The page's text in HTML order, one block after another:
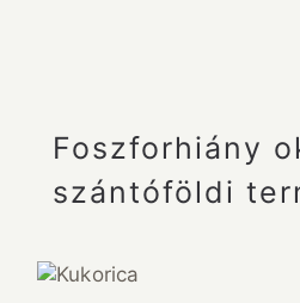
Foszforhiány
szántóföldi